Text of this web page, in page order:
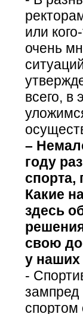
или
очень
всего, в
–
году
спорта,
Какие
здесь
свою
у наших
-
зампред
спортом